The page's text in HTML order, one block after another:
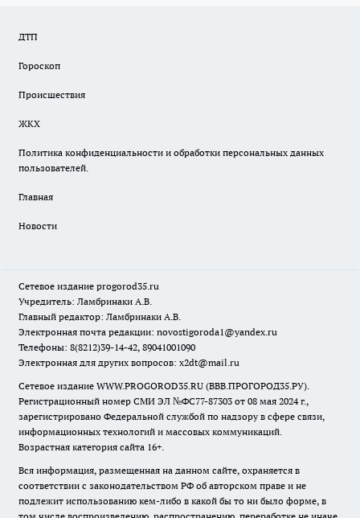
ДТП
Гороскоп
Происшествия
ЖКХ
Политика конфиденциальности и обработки персональных данных
пользователей.
Главная
Новости
Сетевое издание progorod35.ru
Учредитель: Ламбринаки А.В.
Главный редактор: Ламбринаки А.В.
Электронная почта редакции: novostigoroda1@yandex.ru
Телефоны: 8(8212)39-14-42, 89041001090
Электронная для других вопросов: x2dt@mail.ru
Сетевое издание WWW.PROGOROD35.RU (ВВВ.ПРОГОРОД35.РУ).
Регистрационный номер СМИ ЭЛ №ФС77-87303 от 08 мая 2024 г.,
зарегистрировано Федеральной службой по надзору в сфере связи,
информационных технологий и массовых коммуникаций.
Возрастная категория сайта 16+.
Вся информация, размещенная на данном сайте, охраняется в
соответствии с законодательством РФ об авторском праве и не
подлежит использованию кем-либо в какой бы то ни было форме, в